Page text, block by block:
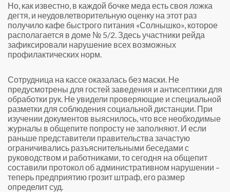
Но, как известно, в каждой бочке меда есть своя ложка
дегтя, и неудовлетворительную оценку на этот раз
получило кафе быстрого питания «Солнышко», которое
располагается в доме № 5/2. Здесь участники рейда
зафиксировали нарушение всех возможных
профилактических норм.
Сотрудница на кассе оказалась без маски. Не
предусмотрены для гостей заведения и антисептики для
обработки рук. Не увидели проверяющие и специальной
разметки для соблюдения социальной дистанции. При
изучении документов выяснилось, что все необходимые
журналы в общепите попросту не заполняют. И если
раньше представители правительства зачастую
ограничивались разъяснительными беседами с
руководством и работниками, то сегодня на общепит
составили протокол об административном нарушении –
теперь предприятию грозит штраф, его размер
определит суд.